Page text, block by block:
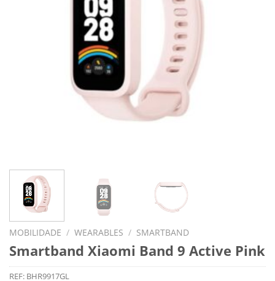
MOBILIDADE / WEARABLES / SMARTBAND
Smartband Xiaomi Band 9 Active Pink
REF: BHR9917GL